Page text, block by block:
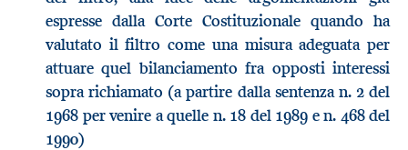
espresse dalla Corte Costituzionale quando ha
valutato il filtro come una misura adeguata per
attuare quel bilanciamento fra opposti interessi
sopra richiamato (a partire dalla sentenza n. 2 del
1968 per venire a quelle n. 18 del 1989 e n. 468 del
1990)